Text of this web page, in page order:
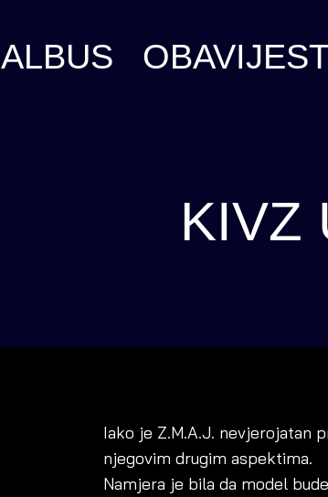
ALBUS
KIVZ
Iako je Z.M.A.J. nevjerojatan
njegovim drugim aspektima.
Namjera je bila da model